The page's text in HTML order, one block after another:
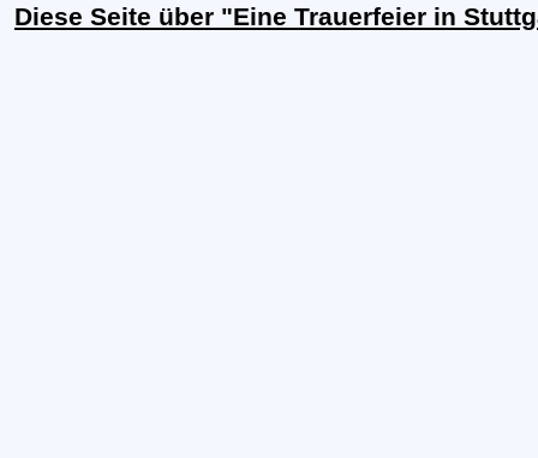
Diese Seite über "Eine Trauerfeier in